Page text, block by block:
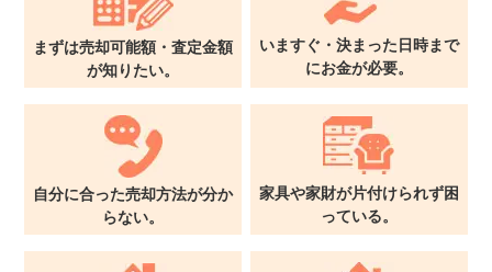
10時～18時/水曜日定休
東京本社 0120-900-881
関西支社 0120-711-018
まずは売却可能額・査定金額
が知りたい。
いますぐ・決まった日時まで
にお金が必要。
自分に合った売却方法が分か
らない。
家具や家財が片付けられず困
っている。